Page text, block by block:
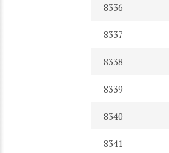
8336
8337
8338
8339
8340
8341